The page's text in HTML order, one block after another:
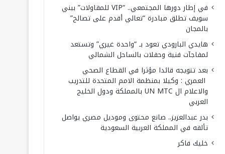
في إطار دورها المجتمعي.. “VIP للمقاولات” ببني
سويف تطلق مبادرة “تعالي أقدم على تصالح”
بالمجان
هايدي البارودي تعود بـ “واحدة غيري” وتستعد
لمفاجآت فنية وحفلات بالساحل الشمالي
بعد تتويجه قائدا مؤثرا في القطاع الصحي
العمري : وكيلا بمنظمة الامم المتحدة للتدريب
والاعلام ال UN MTC بالمملكة ودول الخليج
العربي
بدر عبدالعزيز.. صانع محتوى وموديل مصري يواصل
تألقه في المملكة العربية السعودية
خليك فاكر